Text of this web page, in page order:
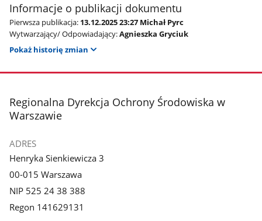
Informacje o publikacji dokumentu
Pierwsza publikacja: 13.12.2025 23:27 Michał Pyrc
Wytwarzający/ Odpowiadający:Agnieszka Gryciuk
Pokaż historię zmian
stopka
Regionalna Dyrekcja Ochrony Środowiska w
Warszawie
ADRES
Henryka Sienkiewicza 3
00-015 Warszawa
NIP 525 24 38 388
Regon 141629131